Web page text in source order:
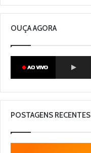
OUÇA AGORA
POSTAGENS RECENTES